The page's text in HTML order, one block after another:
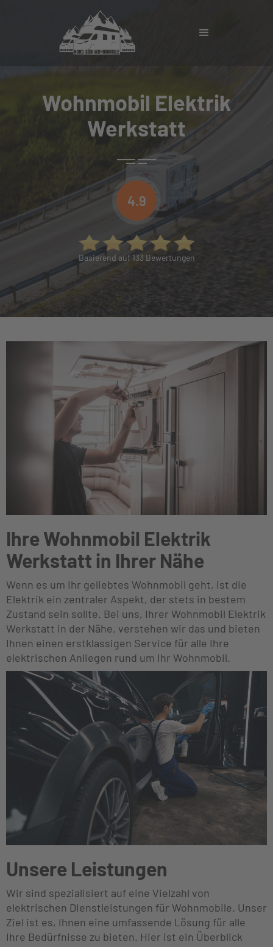
Wohnmobil Elektrik
Werkstatt
Basierend auf 133 Bewertungen
4.9
Ihre Wohnmobil Elektrik
Werkstatt in Ihrer Nähe
Wenn es um Ihr geliebtes Wohnmobil geht, ist die
Elektrik ein zentraler Aspekt, der stets in bestem
Zustand sein sollte. Bei uns, Ihrer Wohnmobil Elektrik
Werkstatt in der Nähe, verstehen wir das und bieten
Ihnen einen erstklassigen Service für alle Ihre
elektrischen Anliegen rund um Ihr Wohnmobil.
Unsere Leistungen
Wir sind spezialisiert auf eine Vielzahl von
elektrischen Dienstleistungen für Wohnmobile. Unser
Ziel ist es, Ihnen eine umfassende Lösung für alle
Ihre Bedürfnisse zu bieten. Hier ist ein Überblick